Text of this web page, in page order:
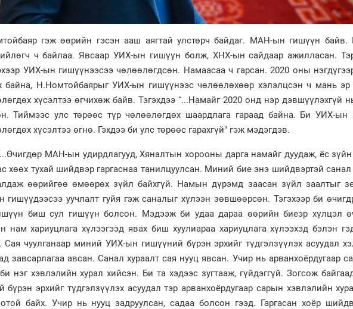
гэж өөрийн гэсэн ааш аягтай улстөрч байдаг. МАН-ын гишүүн
ч байлаа. Явсаар УИХ-ын гишүүн болж, ХНХ-ын сайдаар ажилласан.
УИХ-ын гишүүнээсээ чөлөөлөгдсөн. Намаасаа ч гарсан. 2020 оны
байна, Н.Номтойбаярыг УИХ-ын гишүүнээс чөлөөлөхөөр хэлэлцсэн ч мань эр
хүсэлтээ өгчихөж байв. Тэгэхдээ “...Намайг 2020 онд нэр дэвшүүлэхгүй
Тиймээс улс төрөөс түр чөлөөлөгдөх шаардлага гараад байна. Би УИХ-ын
хүсэлтээ өгнө. Гэхдээ би улс төрөөс гарахгүй" гэж мэдэгдэв.
МАН-ын удирдлагууд, Хяналтын хорооны дарга намайг дуудаж, ёс зүйн
хөөх тухай шийдвэр гаргаснаа танилцуулсан. Миний бие энэ шийдвэртэй санал
өөрийгөө өмөөрөх зүйл байхгүй. Намын дүрэмд заасан зүйл заалтыг
гишүүдээсээ уучлалт гуйя гэж саналыг хүлээн зөвшөөрсөн. Тэгэхээр би
биш сул гишүүн болсон. Мэдээж би удаа дараа өөрийн биеэр хүлцэл
нам хариуцлага хүлээгээд явах биш хуулиараа хариуцлага хүлээхэд бэлэн
Сая чуулганаар миний УИХ-ын гишүүний бүрэн эрхийг түдгэлзүүлэх асуудал
завсарлагаа авсан. Санал хураалт сая нууц явсан. Учир нь арванхоёрдугаар
нэг хэвлэлийн хурал хийсэн. Би та хэдээс зугтааж, гүйдэггүй. Зогсож
бүрэн эрхийг түдгэлзүүлэх асуудал тэр арванхоёрдугаар сарын хэвлэлийн
байх. Учир нь нууц задруулсан, садаа болсон гээд. Гаргасан хоёр